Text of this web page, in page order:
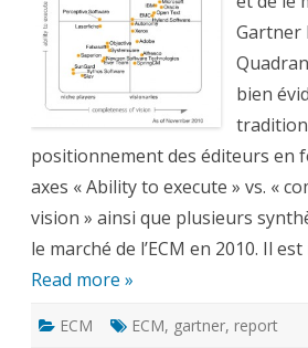
Gartner
bien
positionnement des éditeurs en
axes « Ability to execute » vs. «
vision » ainsi que plusieurs
le marché de l’ECM en 2010. Il
Read more »
ECM ECM, gartner, report